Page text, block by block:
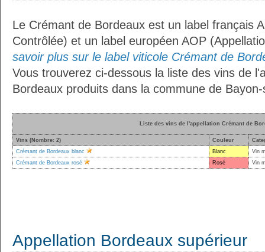
Le Crémant de Bordeaux est un label français
Contrôlée) et un label européen AOP
savoir plus sur le label viticole Crémant de
Vous trouverez ci-dessous la liste des vins de
Bordeaux produits dans la commune de
Liste des vins de l'appellation Crémant de
Vins (Nombre: 2) Couleur
Crémant de Bordeaux blanc
Blanc
Vin
Crémant de Bordeaux rosé
Rosé Vin
Appellation Bordeaux supérieur